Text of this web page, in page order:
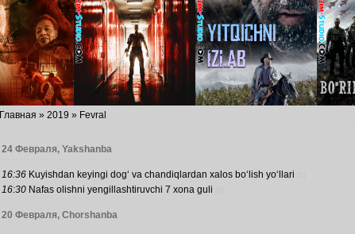
Главная » 2019 » Fevral
24 Февраля, Yakshanba
16:36 ​Kuyishdan keyingi dog‘ va chandiqlardan xalos bo‘lish yo‘llari
16:30 ​Nafas olishni yengillashtiruvchi 7 xona guli
20 Февраля, Chorshanba